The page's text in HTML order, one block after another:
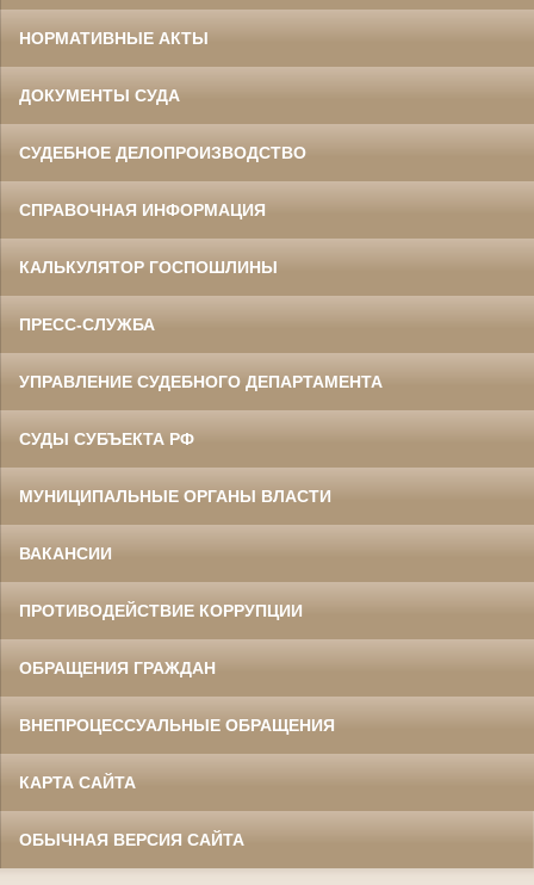
НОРМАТИВНЫЕ АКТЫ
ДОКУМЕНТЫ СУДА
СУДЕБНОЕ ДЕЛОПРОИЗВОДСТВО
СПРАВОЧНАЯ ИНФОРМАЦИЯ
КАЛЬКУЛЯТОР ГОСПОШЛИНЫ
ПРЕСС-СЛУЖБА
УПРАВЛЕНИЕ СУДЕБНОГО ДЕПАРТАМЕНТА
СУДЫ СУБЪЕКТА РФ
МУНИЦИПАЛЬНЫЕ ОРГАНЫ ВЛАСТИ
ВАКАНСИИ
ПРОТИВОДЕЙСТВИЕ КОРРУПЦИИ
ОБРАЩЕНИЯ ГРАЖДАН
ВНЕПРОЦЕССУАЛЬНЫЕ ОБРАЩЕНИЯ
КАРТА САЙТА
ОБЫЧНАЯ ВЕРСИЯ САЙТА